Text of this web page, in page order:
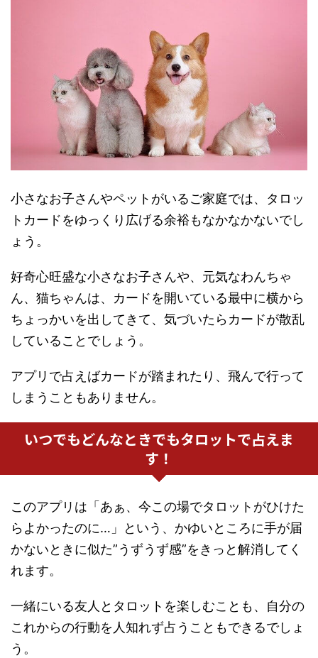
小さなお子さんやペットがいるご家庭では、タロッ
トカードをゆっくり広げる余裕もなかなかないでし
ょう。
好奇心旺盛な小さなお子さんや、元気なわんちゃ
ん、猫ちゃんは、カードを開いている最中に横から
ちょっかいを出してきて、気づいたらカードが散乱
していることでしょう。
アプリで占えばカードが踏まれたり、飛んで行って
しまうこともありません。
いつでもどんなときでもタロットで占えま
す！
このアプリは「あぁ、今この場でタロットがひけた
らよかったのに…」という、かゆいところに手が届
かないときに似た”うずうず感”をきっと解消してく
れます。
一緒にいる友人とタロットを楽しむことも、自分の
これからの行動を人知れず占うこともできるでしょ
う。